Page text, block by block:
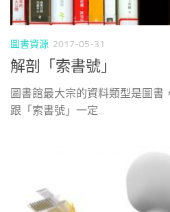
圖書資源 2017-05-31
解剖「索書號」
圖書館最大宗的資料類型是圖書
跟「索書號」一定...